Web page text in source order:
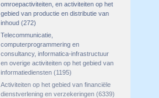
omroepactiviteiten, en activiteiten op het
gebied van productie en distributie van
inhoud (272)
Telecommunicatie,
computerprogrammering en
consultancy, informatica-infrastructuur
en overige activiteiten op het gebied van
informatiediensten (1195)
Activiteiten op het gebied van financiële
dienstverlening en verzekeringen (6339)